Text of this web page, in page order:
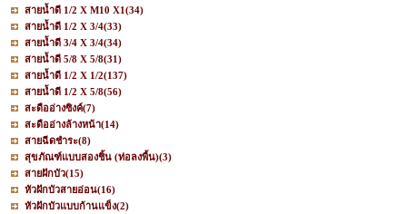
สายน้ำดี 1/2 X M10 X1(34)
สายน้ำดี 1/2 X 3/4(33)
สายน้ำดี 3/4 X 3/4(34)
สายน้ำดี 5/8 X 5/8(31)
สายน้ำดี 1/2 X 1/2(137)
สายน้ำดี 1/2 X 5/8(56)
สะดืออ่างซิงค์(7)
สะดืออ่างล้างหน้า(14)
สายฉีดชำระ(8)
สุขภัณฑ์แบบสองชิ้น (ท่อลงพื้น)(3)
สายฝักบัว(15)
หัวฝักบัวสายอ่อน(16)
หัวฝักบัวแบบก้านแข็ง(2)